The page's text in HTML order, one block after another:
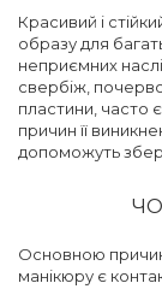
Красивий і
образу для
неприємних
свербіж,
пластини, часто
причин її
допоможуть
Основною
манікюру є